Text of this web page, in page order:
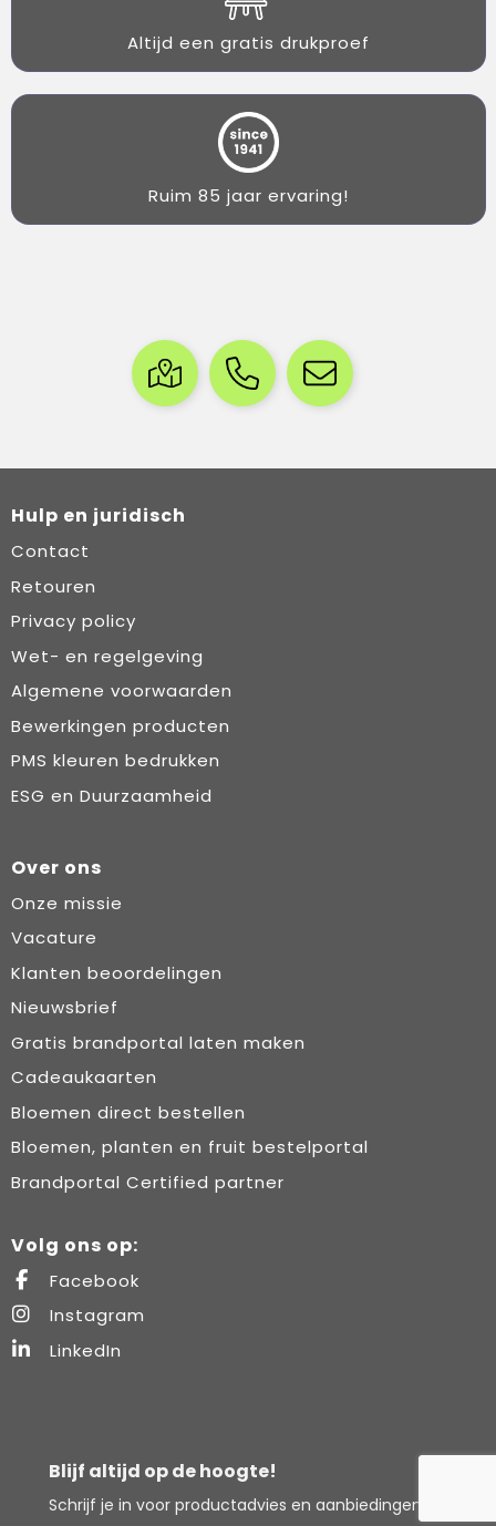
Altijd een gratis drukproef
Ruim 85 jaar ervaring!
Hulp en juridisch
Contact
Retouren
Privacy policy
Wet- en regelgeving
Algemene voorwaarden
Bewerkingen producten
PMS kleuren bedrukken
ESG en Duurzaamheid
Over ons
Onze missie
Vacature
Klanten beoordelingen
Nieuwsbrief
Gratis brandportal laten maken
Cadeaukaarten
Bloemen direct bestellen
Bloemen, planten en fruit bestelportal
Brandportal Certified partner
Volg ons op:
Facebook
Instagram
LinkedIn
Blijf altijd op de hoogte!
Schrijf je in voor productadvies en aanbiedingen.